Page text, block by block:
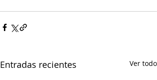
Entradas recientes Ver todo